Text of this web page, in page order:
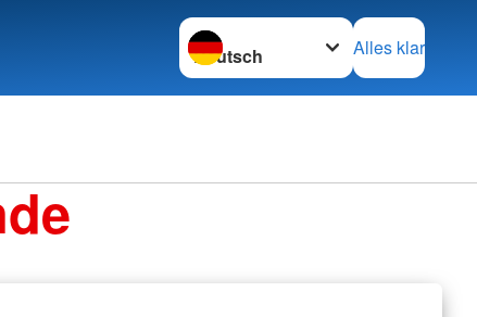
Sprache wechseln zu
Alles klar